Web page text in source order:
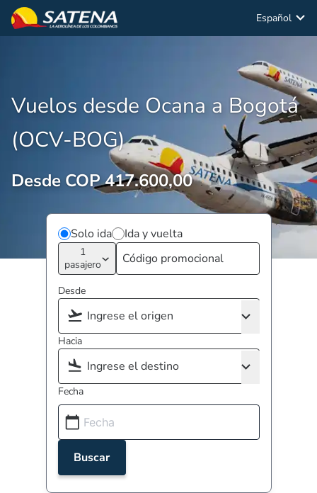
Español
Vuelos desde Ocana a Bogotá
(OCV-BOG)
Desde COP 417.600,00
Solo ida Ida y vuelta
1
pasajero
Desde
Hacia
Fecha
Buscar